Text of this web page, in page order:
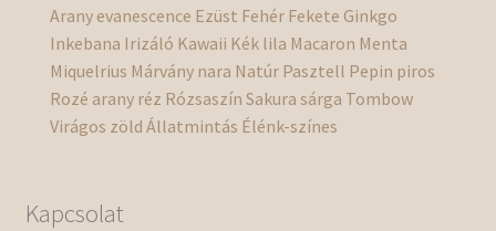
Arany evanescence Ezüst Fehér Fekete Ginkgo
Inkebana Irizáló Kawaii Kék lila Macaron Menta
Miquelrius Márvány nara Natúr Pasztell Pepin piros
Rozé arany réz Rózsaszín Sakura sárga Tombow
Virágos zöld Állatmintás Élénk-színes
Kapcsolat